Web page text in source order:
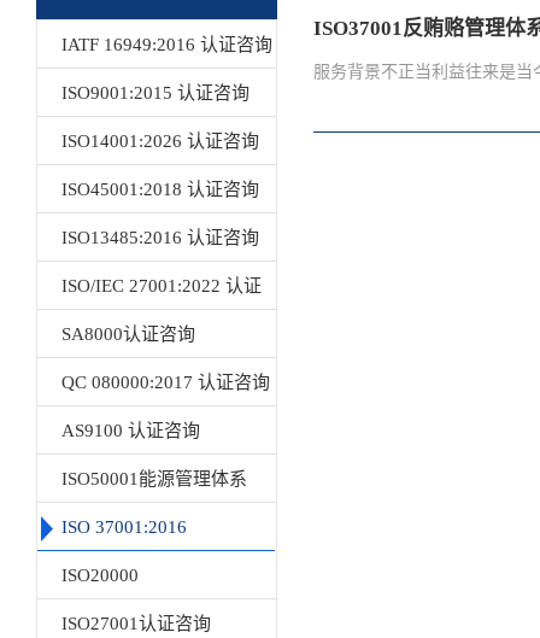
IATF 16949:2016 认证咨询
ISO9001:2015 认证咨询
ISO14001:2026 认证咨询
ISO45001:2018 认证咨询
ISO13485:2016 认证咨询
ISO/IEC 27001:2022 认证
咨询
SA8000认证咨询
QC 080000:2017 认证咨询
AS9100 认证咨询
ISO50001能源管理体系
ISO 37001:2016
ISO20000
ISO27001认证咨询
ISO37001反贿赂管理体
服务背景不正当利益往来是